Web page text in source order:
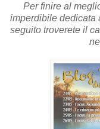
Per finire al
imperdibile dedicata
seguito troverete il